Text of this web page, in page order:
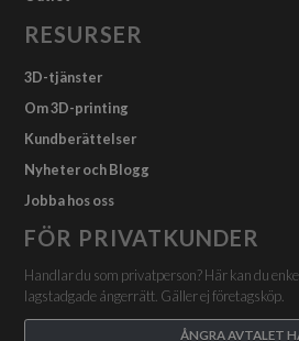
RESURSER
3D-tjänster
Om 3D-printing
Kundberättelser
Nyheter och Blogg
Jobba hos oss
FÖR PRIVATKUNDER
Handlar du som privatperson? Här kan du
lagstadgade ångerrätt. Gäller ej företagsköp.
ÅNGRA AVTALET